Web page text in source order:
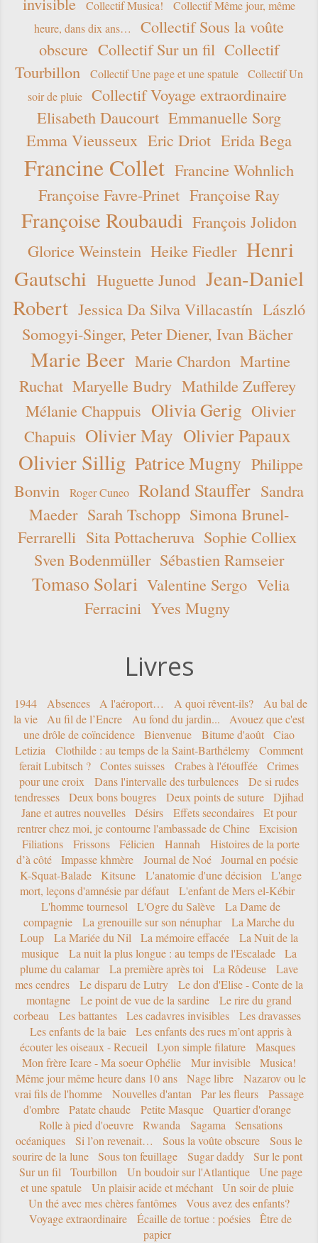
Collectif Musica!
Collectif Même jour, même
heure, dans dix ans…
Collectif Sous la voûte
obscure Collectif Sur un fil Collectif
Tourbillon
Collectif Une page et une spatule
Collectif Un
soir de pluie
Collectif Voyage extraordinaire
Elisabeth Daucourt Emmanuelle Sorg
Emma Vieusseux Eric Driot Erida Bega
Francine Collet Francine Wohnlich
Françoise Favre-Prinet Françoise Ray
Françoise Roubaudi François Jolidon
Glorice Weinstein Heike Fiedler Henri
Gautschi Huguette Junod Jean-Daniel
Robert Jessica Da Silva Villacastín László
Somogyi-Singer, Peter Diener, Ivan Bächer
Marie Beer Marie Chardon Martine
Ruchat Maryelle Budry Mathilde Zufferey
Mélanie Chappuis Olivia Gerig Olivier
Chapuis Olivier May Olivier Papaux
Olivier Sillig Patrice Mugny Philippe
Bonvin
Roger Cuneo Roland Stauffer Sandra
Maeder Sarah Tschopp Simona Brunel-
Ferrarelli Sita Pottacheruva Sophie Colliex
Sven Bodenmüller Sébastien Ramseier
Tomaso Solari Valentine Sergo Velia
Ferracini Yves Mugny
Livres
1944 Absences A l'aéroport… A quoi rêvent-ils?
Au bal de
la vie
Au fil de l’Encre Au fond du jardin...
Avouez que c'est
une drôle de coïncidence
Bienvenue Bitume d'août
Ciao
Letizia
Clothilde : au temps de la Saint-Barthélemy
Comment
ferait Lubitsch ?
Contes suisses Crabes à l'étouffée
Crimes
pour une croix
Dans l'intervalle des turbulences
De si rudes
tendresses
Deux bons bougres Deux points de suture
Djihad
Jane et autres nouvelles
Désirs Effets secondaires
Et pour
rentrer chez moi, je contourne l'ambassade de Chine
Excision
Filiations
Frissons Félicien Hannah
Histoires de la porte
d’à côté
Impasse khmère Journal de Noé
Journal en poésie
K-Squat-Balade
Kitsune L'anatomie d'une décision
L'ange
mort, leçons d'amnésie par défaut
L'enfant de Mers el-Kébir
L'homme tournesol
L'Ogre du Salève
La Dame de
compagnie
La grenouille sur son nénuphar
La Marche du
Loup
La Mariée du Nil La mémoire effacée
La Nuit de la
musique
La nuit la plus longue : au temps de l'Escalade
La
plume du calamar
La première après toi La Rôdeuse
Lave
mes cendres
Le disparu de Lutry
Le don d'Elise - Conte de la
montagne
Le point de vue de la sardine
Le rire du grand
corbeau
Les battantes Les cadavres invisibles
Les dravasses
Les enfants de la baie
Les enfants des rues m’ont appris à
écouter les oiseaux - Recueil
Lyon simple filature
Masques
Mon frère Icare - Ma soeur Ophélie
Mur invisible
Musica!
Même jour même heure dans 10 ans
Nage libre
Nazarov ou le
vrai fils de l'homme
Nouvelles d'antan Par les fleurs
Passage
d'ombre
Patate chaude Petite Masque
Quartier d'orange
Rolle à pied d'oeuvre
Rwanda Sagama
Sensations
océaniques
Si l’on revenait… Sous la voûte obscure
Sous le
sourire de la lune
Sous ton feuillage Sugar daddy
Sur le pont
Sur un fil
Tourbillon Un boudoir sur l'Atlantique
Une page
et une spatule
Un plaisir acide et méchant
Un soir de pluie
Un thé avec mes chères fantômes
Vous avez des enfants?
Voyage extraordinaire
Écaille de tortue : poésies
Être de
papier